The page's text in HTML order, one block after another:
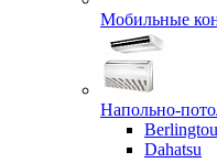
Мобильные
Напольно-
Dahatsu